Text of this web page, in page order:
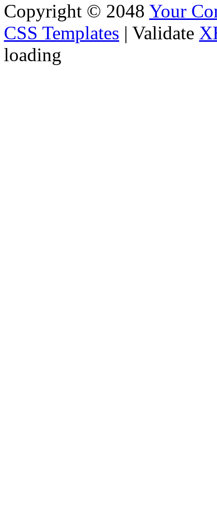
Copyright © 2048 Your
CSS Templates | Validate
loading